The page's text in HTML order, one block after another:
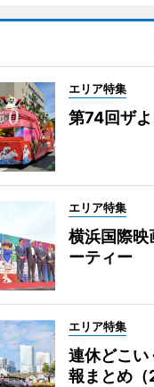
エリア特集
第74回ザ
エリア特集
横浜国際
ーティー
エリア特集
連休どこ
報まとめ（